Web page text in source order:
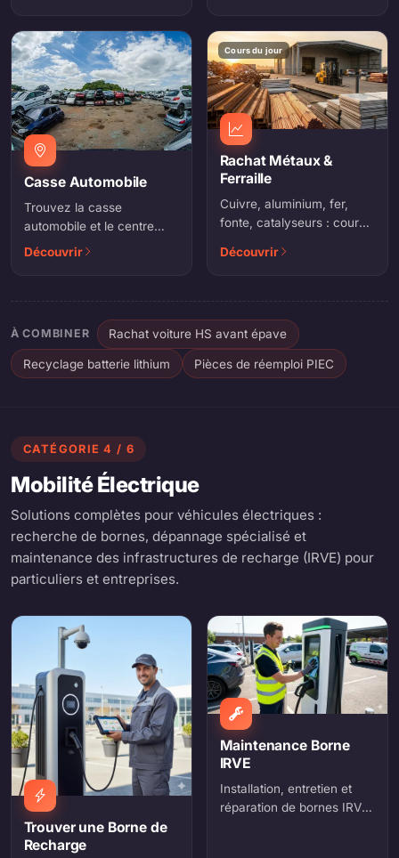
Casse Automobile
Trouvez la casse
automobile et le centre
VHU agréés le plus proche
Découvrir
Cours du jour
Rachat Métaux &
Ferraille
Cuivre, aluminium, fer,
fonte, catalyseurs : cours
paiement immédiat.
Découvrir
À COMBINER Rachat voiture HS avant épave
Recyclage batterie lithium Pièces de réemploi PIEC
CATÉGORIE 4 / 6
Mobilité Électrique
Solutions complètes pour véhicules électriques :
recherche de bornes, dépannage spécialisé et
maintenance des infrastructures de recharge (IRVE) pour
particuliers et entreprises.
Trouver une Borne de
Recharge
Maintenance Borne
IRVE
Installation, entretien et
réparation de bornes IRVE